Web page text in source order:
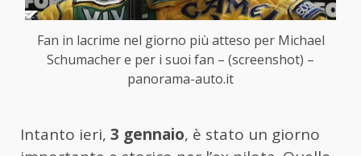
Fan in lacrime nel giorno più atteso per Michael
Schumacher e per i suoi fan – (screenshot) –
panorama-auto.it
Intanto ieri, 3 gennaio, è stato un giorno